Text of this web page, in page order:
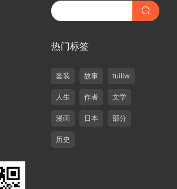
热门标签
套装 故事 tuiliw
人生 作者 文学
漫画 日本 部分
历史